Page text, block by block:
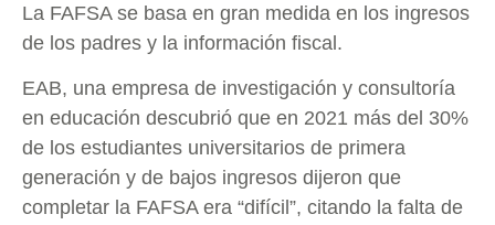
La FAFSA se basa en gran medida en los ingresos
de los padres y la información fiscal.
EAB, una empresa de investigación y consultoría
en educación descubrió que en 2021 más del 30%
de los estudiantes universitarios de primera
generación y de bajos ingresos dijeron que
completar la FAFSA era “difícil”, citando la falta de